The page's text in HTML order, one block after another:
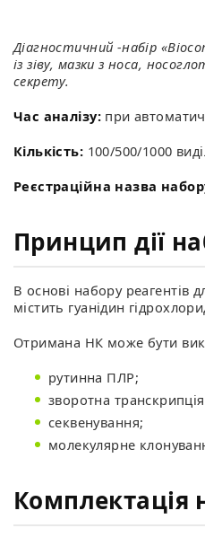
Діагностичний -набір
із зіву, мазки з носа,
секрету.
Час аналізу: при
Кількість: 100/500/1000
Реєстраційна назва
Принцип дії
В основі набору реагентів
містить гуанідин
Отримана НК може бути
рутинна ПЛР;
зворотна
секвенування;
молекулярне
Комплектація